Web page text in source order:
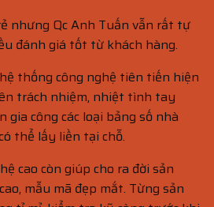
nhưng Qc Anh Tuấn vẫn rất tự
đánh giá tốt từ khách hàng.
thống công nghệ tiên tiến hiện
trách nhiệm, nhiệt tình tay
gia công các loại bảng số nhà
thể lấy liền tại chỗ.
cao còn giúp cho ra đời sản
mẫu mã đẹp mắt. Từng sản